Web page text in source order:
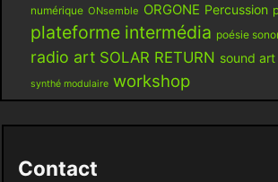
numérique ONsemble ORGONE Percussion
plateforme intermédia poésie
radio art SOLAR RETURN sound art
synthé modulaire workshop
Contact